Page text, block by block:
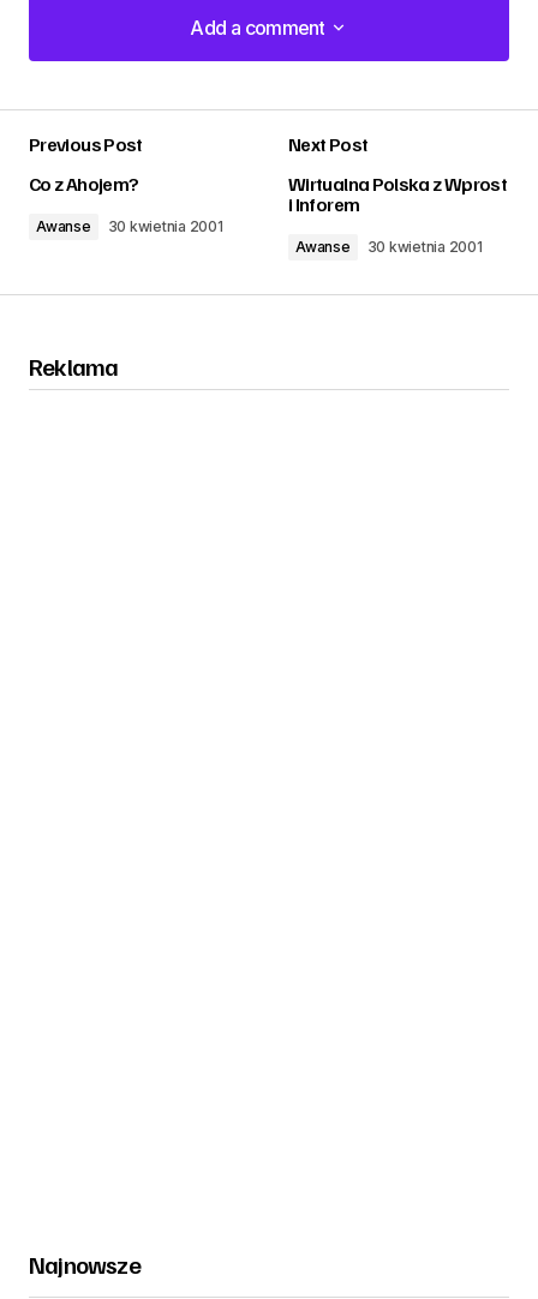
Add a comment
Add a comment
Previous Post
Co z Ahojem?
Awanse 30 kwietnia 2001
Next Post
Wirtualna Polska z Wprost
i Inforem
Awanse 30 kwietnia 2001
Reklama
Najnowsze